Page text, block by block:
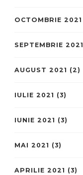
OCTOMBRIE 2021
SEPTEMBRIE 2021
AUGUST 2021 (2)
IULIE 2021 (3)
IUNIE 2021 (3)
MAI 2021 (3)
APRILIE 2021 (3)